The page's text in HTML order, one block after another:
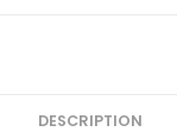
DESCRIPTION